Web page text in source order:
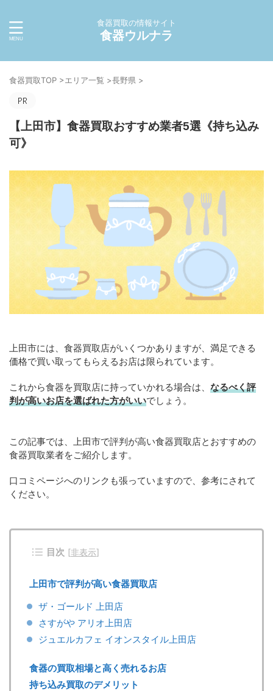
食器買取の情報サイト
食器ウルナラ
食器買取TOP >エリア一覧 >長野県 >
【上田市】食器買取おすすめ業者5選《持ち込み
可》
上田市には、食器買取店がいくつかありますが、満足できる
価格で買い取ってもらえるお店は限られています。
これから食器を買取店に持っていかれる場合は、 なるべく評
判が高いお店を選ばれた方がいいでしょう。
この記事では、上田市で評判が高い食器買取店とおすすめの
食器買取業者をご紹介します。
口コミページへのリンクも張っていますので、参考にされて
ください。
目次 [非表示]
上田市で評判が高い食器買取店
ザ・ゴールド 上田店
さすがや アリオ上田店
ジュエルカフェ イオンスタイル上田店
食器の買取相場と高く売れるお店
持ち込み買取のデメリット